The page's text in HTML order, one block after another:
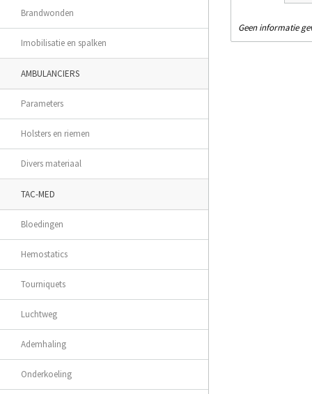
Brandwonden
Imobilisatie en spalken
AMBULANCIERS
Parameters
Holsters en riemen
Divers materiaal
TAC-MED
Bloedingen
Hemostatics
Tourniquets
Luchtweg
Ademhaling
Onderkoeling
Geen informatie